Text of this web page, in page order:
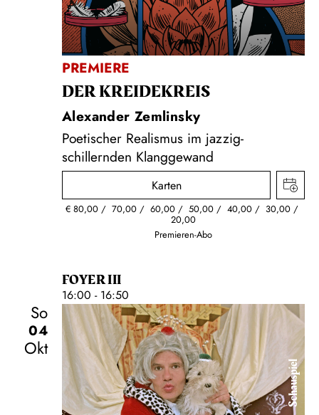
PREMIERE
DER KREIDE­KREIS
Alexander Zemlinsky
Poetischer Realismus im jazzig-
schillernden Klanggewand
Karten
€ 80,00 70,00 60,00 50,00 40,00 30,00
20,00
Premieren-Abo
FOYER III
16:00 - 16:50
So
04
Okt
Schauspiel